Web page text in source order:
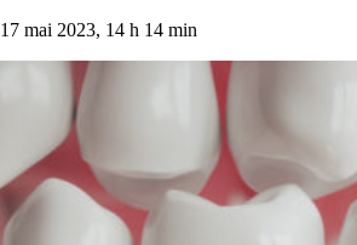
17 mai 2023, 14 h 14 min